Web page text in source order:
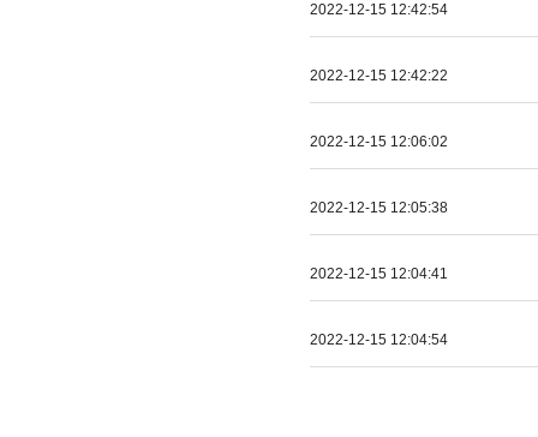
2022-12-15 12:42:54
2022-12-15 12:42:22
2022-12-15 12:06:02
2022-12-15 12:05:38
2022-12-15 12:04:41
2022-12-15 12:04:54